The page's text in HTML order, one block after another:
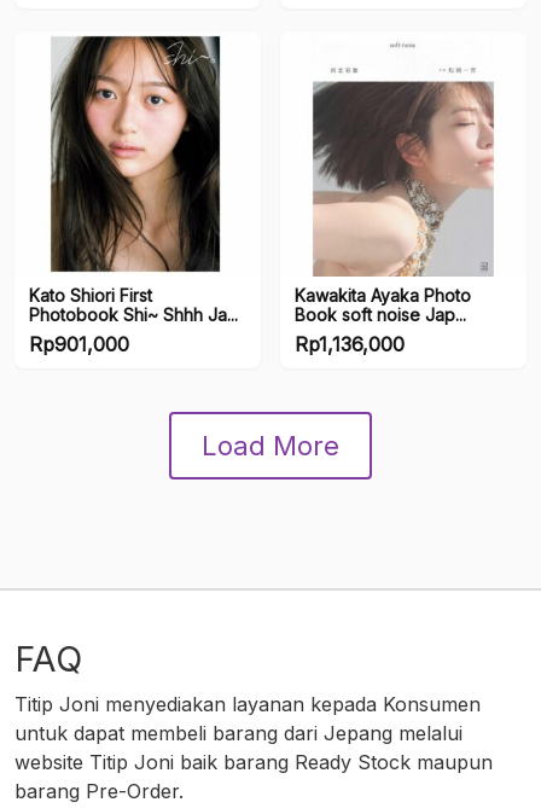
Kato Shiori First
Photobook Shi~ Shhh Ja...
Rp901,000
Kawakita Ayaka Photo
Book soft noise Jap...
Rp1,136,000
Load More
FAQ
Titip Joni menyediakan layanan kepada Konsumen
untuk dapat membeli barang dari Jepang melalui
website Titip Joni baik barang Ready Stock maupun
barang Pre-Order.